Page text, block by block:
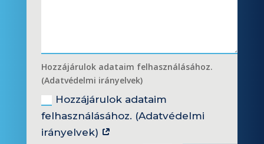
Hozzájárulok adataim felhasználásához.
(Adatvédelmi irányelvek)
Hozzájárulok adataim
felhasználásához. (Adatvédelmi
irányelvek)